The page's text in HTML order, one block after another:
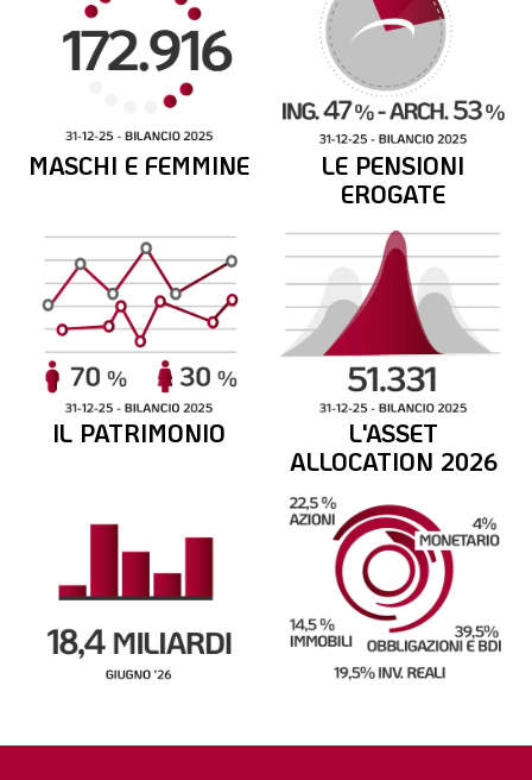
MASCHI E FEMMINE
LE PENSIONI
EROGATE
IL PATRIMONIO
L'ASSET
ALLOCATION 2026